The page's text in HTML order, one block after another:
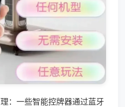
：一些智能控牌器通过蓝牙